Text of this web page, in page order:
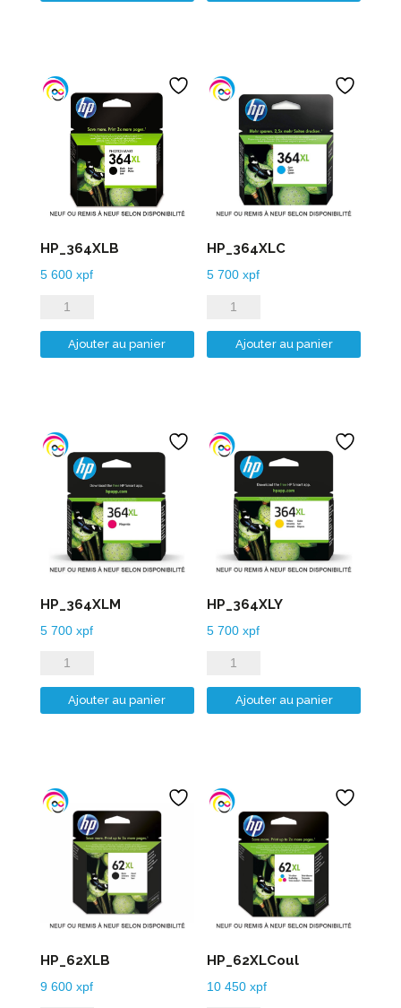
HP_364XLB
5 600 xpf
quantité
de
HP_364XLB
Ajouter au panier
HP_364XLC
5 700xpf
quantité
de
HP_364XLC
Ajouter au panier
HP_364XLM
5 700 xpf
quantité
de
HP_364XLM
Ajouter au panier
HP_364XLY
5 700xpf
quantité
de
HP_364XLY
Ajouter au panier
HP_62XLB
9 600 xpf
HP_62XLCoul
10 450xpf